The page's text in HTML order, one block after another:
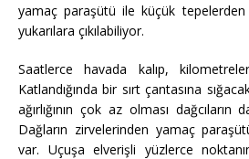
yamaç paraşütü ile küçük tepelerden
yukarılara çıkılabiliyor.
Saatlerce havada kalıp,
Katlandığında bir sırt çantasına
ağırlığının çok az olması
Dağların zirvelerinden yamaç
var. Uçuşa elverişli yüzlerce